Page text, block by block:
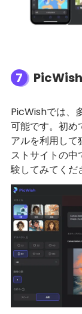
7 PicWish
PicWishでは、
可能です。初め
アルを利用して
ストサイトの
験してみてくだ